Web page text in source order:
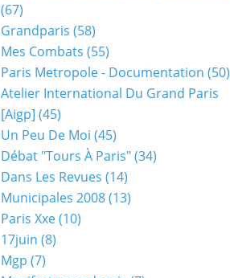
(67)
Grandparis (58)
Mes Combats (55)
Paris Metropole - Documentation (50)
Atelier International Du Grand Paris
[aigp] (45)
Un Peu De Moi (45)
Débat "tours À Paris"(34)
Dans Les Revues (14)
Municipales 2008(13)
Paris Xxe(10)
17juin (8)
Mgp (7)